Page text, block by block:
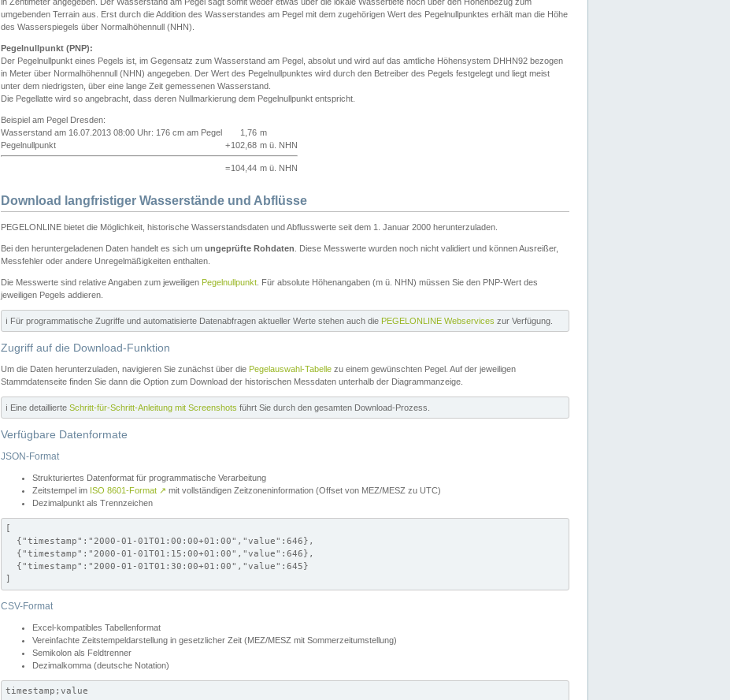
umgebenden Terrain aus. Erst durch die Addition des Wasserstandes am Pegel mit dem zugehörigen Wert des Pegelnullpunktes erhält man die Höhe
des Wasserspiegels über Normalhöhennull (NHN).
Pegelnullpunkt (PNP):
Der Pegelnullpunkt eines Pegels ist, im Gegensatz zum Wasserstand am Pegel, absolut und wird auf das amtliche Höhensystem DHHN92 bezogen
in Meter über Normalhöhennull (NHN) angegeben. Der Wert des Pegelnullpunktes wird durch den Betreiber des Pegels festgelegt und liegt meist
unter dem niedrigsten, über eine lange Zeit gemessenen Wasserstand.
Die Pegellatte wird so angebracht, dass deren Nullmarkierung dem Pegelnullpunkt entspricht.
Beispiel am Pegel Dresden:
Wasserstand am 16.07.2013 08:00 Uhr: 176 cm am Pegel
1,76 m
Pegelnullpunkt
+102,68 m ü. NHN
=104,44 m ü. NHN
Download langfristiger Wasserstände und Abflüsse
PEGELONLINE bietet die Möglichkeit, historische Wasserstandsdaten und Abflusswerte seit dem 1. Januar 2000 herunterzuladen.
Bei den heruntergeladenen Daten handelt es sich um ungeprüfte Rohdaten . Diese Messwerte wurden noch nicht validiert und können Ausreißer,
Messfehler oder andere Unregelmäßigkeiten enthalten.
Die Messwerte sind relative Angaben zum jeweiligen Pegelnullpunkt . Für absolute Höhenangaben (m ü. NHN) müssen Sie den PNP-Wert des
jeweiligen Pegels addieren.
ℹ️ Für programmatische Zugriffe und automatisierte Datenabfragen aktueller Werte stehen auch die PEGELONLINE Webservices zur Verfügung.
Zugriff auf die Download-Funktion
Um die Daten herunterzuladen, navigieren Sie zunächst über die Pegelauswahl-Tabelle zu einem gewünschten Pegel. Auf der jeweiligen
Stammdatenseite finden Sie dann die Option zum Download der historischen Messdaten unterhalb der Diagrammanzeige.
ℹ️ Eine detaillierte Schritt-für-Schritt-Anleitung mit Screenshots führt Sie durch den gesamten Download-Prozess.
Verfügbare Datenformate
JSON-Format
Strukturiertes Datenformat für programmatische Verarbeitung
Zeitstempel im ISO 8601-Format ↗ mit vollständigen Zeitzoneninformation (Offset von MEZ/MESZ zu UTC)
Dezimalpunkt als Trennzeichen
[
  {"timestamp":"2000-01-01T01:00:00+01:00","value":646},
  {"timestamp":"2000-01-01T01:15:00+01:00","value":646},
  {"timestamp":"2000-01-01T01:30:00+01:00","value":645}
]
CSV-Format
Excel-kompatibles Tabellenformat
Vereinfachte Zeitstempeldarstellung in gesetzlicher Zeit (MEZ/MESZ mit Sommerzeitumstellung)
Semikolon als Feldtrenner
Dezimalkomma (deutsche Notation)
timestamp;value